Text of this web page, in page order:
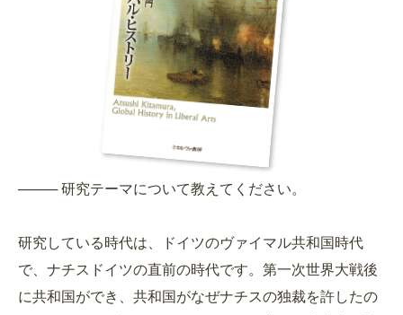
──── 研究テーマについて教えてください。
研究している時代は、ドイツのヴァイマル共和国時代
で、ナチスドイツの直前の時代です。第一次世界大戦後
に共和国ができ、共和国がなぜナチスの独裁を許したの